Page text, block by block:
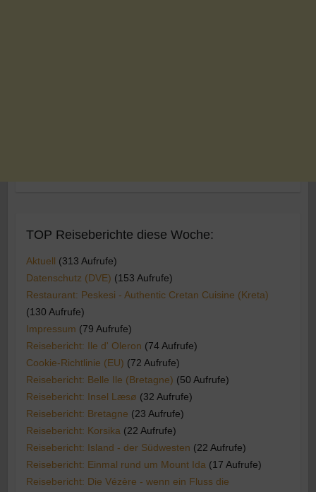
TOP Reiseberichte diese Woche:
Aktuell (313 Aufrufe)
Datenschutz (DVE) (153 Aufrufe)
Restaurant: Peskesi - Authentic Cretan Cuisine (Kreta)
(130 Aufrufe)
Impressum (79 Aufrufe)
Reisebericht: Ile d' Oleron (74 Aufrufe)
Cookie-Richtlinie (EU) (72 Aufrufe)
Reisebericht: Belle Ile (Bretagne) (50 Aufrufe)
Reisebericht: Insel Læsø (32 Aufrufe)
Reisebericht: Bretagne (23 Aufrufe)
Reisebericht: Korsika (22 Aufrufe)
Reisebericht: Island - der Südwesten (22 Aufrufe)
Reisebericht: Einmal rund um Mount Ida (17 Aufrufe)
Reisebericht: Die Vézère - wenn ein Fluss die